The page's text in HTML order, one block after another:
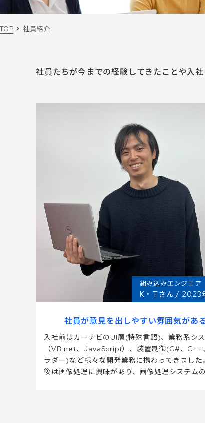
TOP > 社員紹介
社員たちが今までの経験してきたことや入
組み込みエンジニア
K・Tさん / 2023
社員が意見を出しやすい雰囲気があ
入社前はカーナビのUI層(特殊言語)、業務系シ
（VB.net、JavaScript）、装置制御(C#、C++
ラダー)など様々な開発業務に携わってきました
後は画像処理に興味があり、画像処理システム